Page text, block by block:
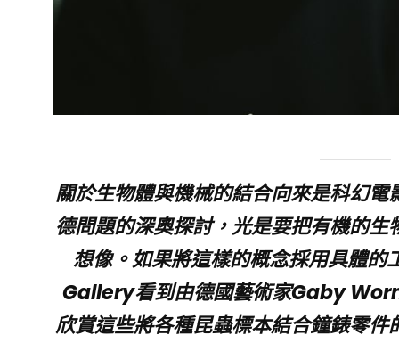
關於生物體與機械的結合向來是科幻
德問題的深奧探討，光是要把有機的
想像。如果將這樣的概念採用具體
Gallery看到由德國藝術家Gaby
欣賞這些將各種昆蟲標本結合鐘錶零